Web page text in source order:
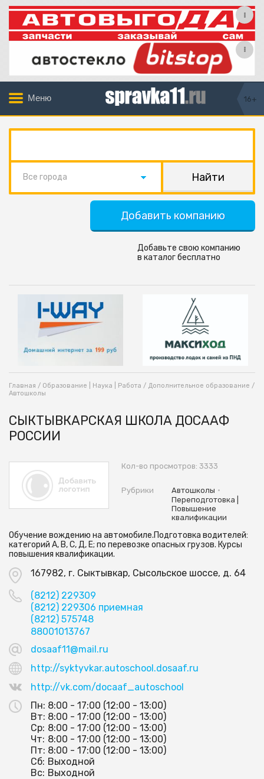
Меню 16+
Все города
Добавить компанию
Добавьте свою компанию
в каталог бесплатно
Главная / Образование | Наука | Работа / Дополнительное образование /
Автошколы
СЫКТЫВКАРСКАЯ ШКОЛА ДОСААФ
РОССИИ
Кол-во просмотров: 3333
Рубрики Автошколы •
Переподготовка |
Повышение
квалификации
Обучение вождению на автомобиле.Подготовка водителей:
категорий А, В, С, Д, Е; по перевозке опасных грузов. Курсы
повышения квалификации.
167982, г. Сыктывкар, Сысольское шоссе, д. 64
(8212) 229309
(8212) 229306 приемная
(8212) 575748
88001013767
dosaaf11@mail.ru
http://syktyvkar.autoschool.dosaaf.ru
http://vk.com/docaaf_autoschool
Пн: 8:00 - 17:00 (12:00 - 13:00)
Вт: 8:00 - 17:00 (12:00 - 13:00)
Ср: 8:00 - 17:00 (12:00 - 13:00)
Чт: 8:00 - 17:00 (12:00 - 13:00)
Пт: 8:00 - 17:00 (12:00 - 13:00)
Сб: Выходной
Вс: Выходной